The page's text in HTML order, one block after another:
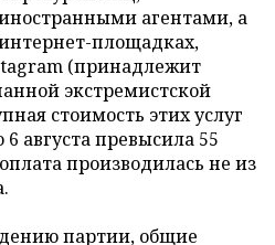
агентами, а
площадках,
(принадлежит
экстремистской
стоимость этих услуг
августа превысила 55
производилась не из
партии, общие